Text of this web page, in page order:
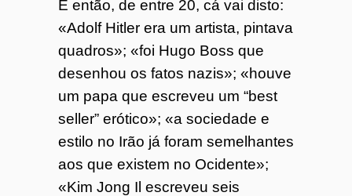
E então, de entre 20, cá vai disto:
«Adolf Hitler era um artista, pintava
quadros»; «foi Hugo Boss que
desenhou os fatos nazis»; «houve
um papa que escreveu um “best
seller” erótico»; «a sociedade e
estilo no Irão já foram semelhantes
aos que existem no Ocidente»;
«Kim Jong Il escreveu seis